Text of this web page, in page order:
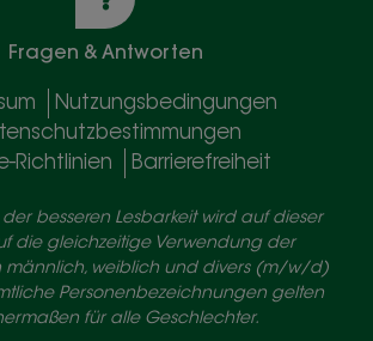
Fragen & Antworten
Nutzungsbedingungen
Richtlinien
Barrierefreiheit
besseren Lesbarkeit wird auf dieser
die gleichzeitige Verwendung der
männlich, weiblich und divers (m/w/d)
Personenbezeichnungen gelten
für alle Geschlechter.